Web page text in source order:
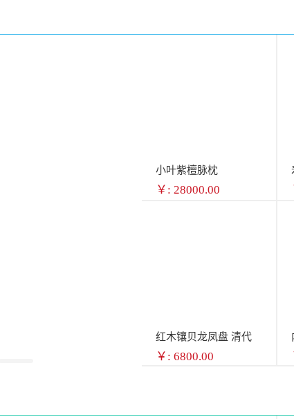
小叶紫檀脉枕
￥: 28000.00
红木镶贝龙凤盘 清代
￥: 6800.00